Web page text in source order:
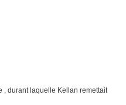
, durant laquelle Kellan remettait